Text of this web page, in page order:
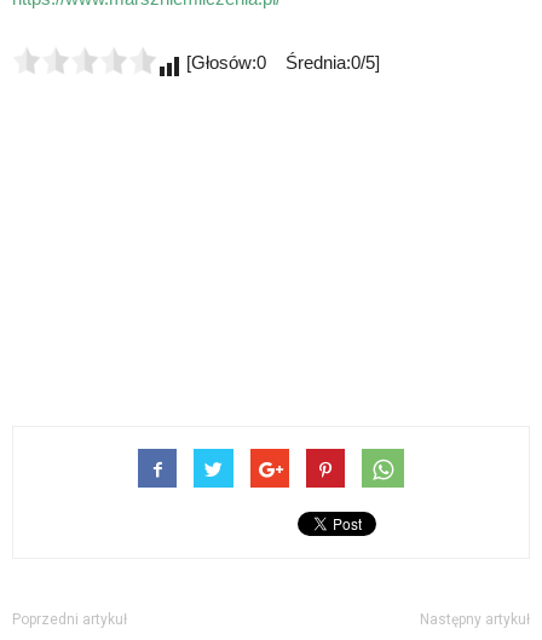
[Głosów:0 Średnia:0/5]
Poprzedni artykuł Następny artykuł